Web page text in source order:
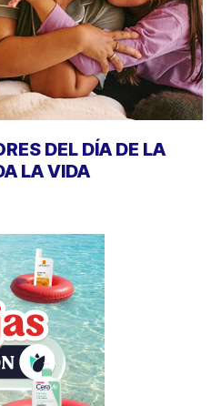
DEL DÍA DE LA
LA VIDA